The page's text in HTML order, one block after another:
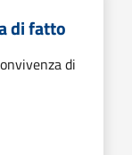
di fatto
di